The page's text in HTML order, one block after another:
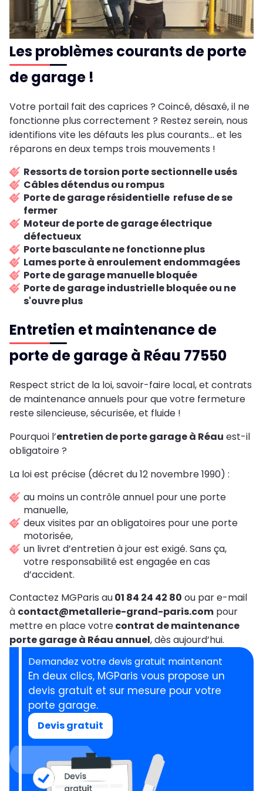
Les problèmes courants de porte
de garage !
Votre portail fait des caprices ? Coincé, désaxé, il ne
fonctionne plus correctement ? Restez serein, nous
identifions vite les défauts les plus courants... et les
réparons en deux temps trois mouvements !
Ressorts de torsion porte sectionnelle usés
Câbles détendus ou rompus
Porte de garage résidentielle refuse de se
fermer
Moteur de porte de garage électrique
défectueux
Porte basculante ne fonctionne plus
Lames porte à enroulement endommagées
Porte de garage manuelle bloquée
Porte de garage industrielle bloquée ou ne
s'ouvre plus
Entretien et maintenance de
porte de garage à Réau 77550
Respect strict de la loi, savoir-faire local, et contrats
de maintenance annuels pour que votre fermeture
reste silencieuse, sécurisée, et fluide !
Pourquoi l’entretien de porte garage à Réau est-il
obligatoire ?
La loi est précise (décret du 12 novembre 1990) :
au moins un contrôle annuel pour une porte
manuelle,
deux visites par an obligatoires pour une porte
motorisée,
un livret d’entretien à jour est exigé. Sans ça,
votre responsabilité est engagée en cas
d’accident.
Contactez MGParis au01 84 24 42 80 ou par e-mail
à contact@metallerie-grand-paris.com pour
mettre en place votrecontrat de maintenance
porte garage à Réau annuel, dès aujourd’hui.
Demandez votre devis gratuit maintenant
En deux clics, MGParis vous propose un
devis gratuit et sur mesure pour votre
porte garage.
Devis gratuit